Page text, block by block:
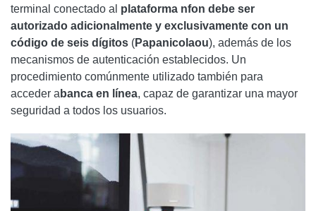
terminal conectado al plataforma nfon debe ser
autorizado adicionalmente y exclusivamente con un
código de seis dígitos (Papanicolaou), además de los
mecanismos de autenticación establecidos. Un
procedimiento comúnmente utilizado también para
acceder a banca en línea, capaz de garantizar una mayor
seguridad a todos los usuarios.